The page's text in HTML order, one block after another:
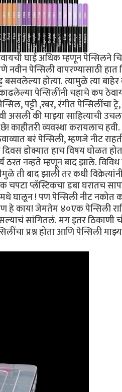
घाई अधिक म्हणून पेन्सिलने
पेन्सिली वापरण्यासाठी
होत्या. त्यामुळे त्या
पेन्सिलींनी चहाचे कप
पट्टी ,रबर‌, रंगीत पेन्सिलींचा
की माझ्या साहित्याची
व्यवस्था करायलाच हवी.
बरं पेन्सिली, म्हणजे नीट
डोक्यात हाच विषय घोळत
ठरत नव्हते म्हणून बाद झाले.
ती बाद झाली तर कधी
चपटा प्लॅस्टिकचा डबा घरातच
घालून ! पण पेन्सिली नीट नकोत
हे काय! जेमतेम ४०एक पेन्सिली
सांगितलं. मग इतर
प्रश्न होता आणि पेन्सिली माझ्या